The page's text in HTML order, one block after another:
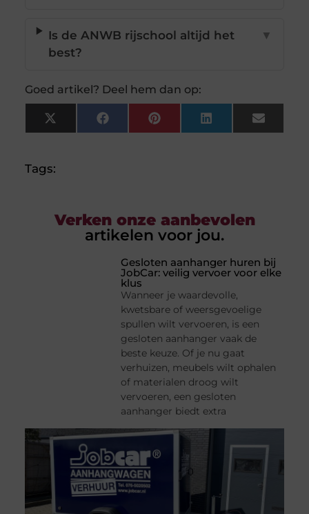
Is de ANWB rijschool altijd het
best?
▼
Goed artikel? Deel hem dan op:
X
(Twitter)
FacebookPinterestLinkedInEmail
Tags:
Verken onze aanbevolen
artikelen voor jou.
Gesloten aanhanger huren bij
JobCar: veilig vervoer voor elke
klus
Wanneer je waardevolle,
kwetsbare of weersgevoelige
spullen wilt vervoeren, is een
gesloten aanhanger vaak de
beste keuze. Of je nu gaat
verhuizen, meubels wilt ophalen
of materialen droog wilt
vervoeren, een gesloten
aanhanger biedt extra